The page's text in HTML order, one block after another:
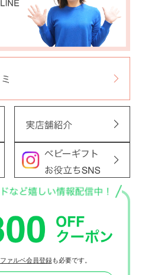
ファルベ会員登録も必要です。